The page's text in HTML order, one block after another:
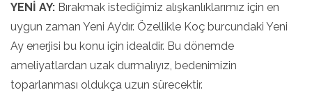
YENİ AY: Bırakmak istediğimiz alışkanlıklarımız için en
uygun zaman Yeni Ay’dır. Özellikle Koç burcundaki Yeni
Ay enerjisi bu konu için idealdir. Bu dönemde
ameliyatlardan uzak durmalıyız, bedenimizin
toparlanması oldukça uzun sürecektir.